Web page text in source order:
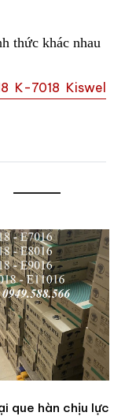
thức khác nhau
K-7018 Kiswel
que hàn chịu lực